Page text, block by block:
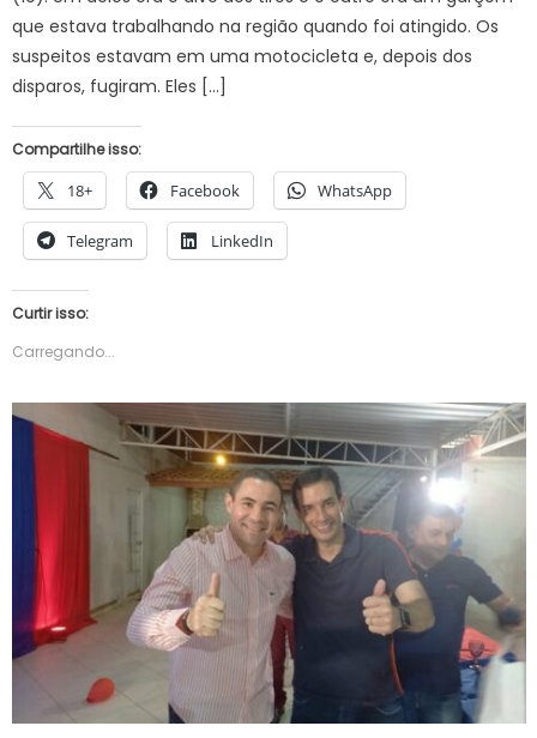
que estava trabalhando na região quando foi atingido. Os
suspeitos estavam em uma motocicleta e, depois dos
disparos, fugiram. Eles […]
Compartilhe isso:
18+ Facebook WhatsApp
Telegram LinkedIn
Curtir isso:
Carregando...